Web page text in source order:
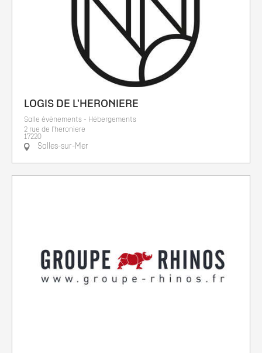
LOGIS DE L'HERONIERE
Salle évènements - Hébergements
2 rue de l’heroniere
17220
Salles-sur-Mer